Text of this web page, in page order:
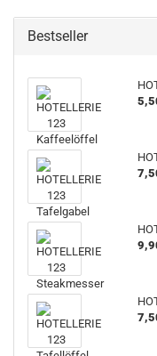
Bestseller